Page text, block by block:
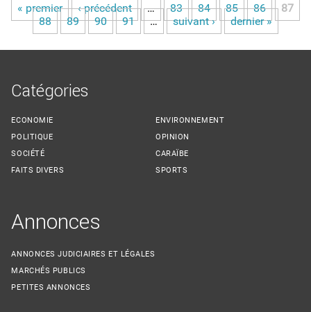
Pages
« premier ‹ précédent … 83 84 85 86
87
88
89 90 91 … suivant › dernier »
Catégories
ECONOMIE
POLITIQUE
SOCIÉTÉ
FAITS DIVERS
ENVIRONNEMENT
OPINION
CARAÏBE
SPORTS
Annonces
ANNONCES JUDICIAIRES ET LÉGALES
MARCHÉS PUBLICS
PETITES ANNONCES